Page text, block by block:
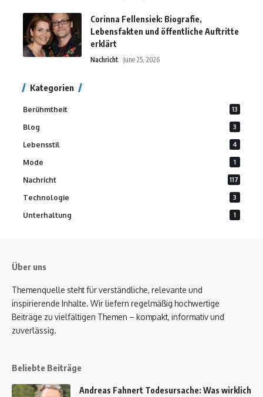
Corinna Fellensiek: Biografie,
Lebensfakten und öffentliche Auftritte
erklärt
Nachricht June 25, 2026
Kategorien
Berühmtheit 13
Blog 3
Lebensstil 4
Mode 1
Nachricht 117
Technologie 3
Unterhaltung 1
Über uns
Themenquelle steht für verständliche, relevante und
inspirierende Inhalte. Wir liefern regelmäßig hochwertige
Beiträge zu vielfältigen Themen – kompakt, informativ und
zuverlässig.
Beliebte Beiträge
Andreas Fahnert Todesursache: Was wirklich